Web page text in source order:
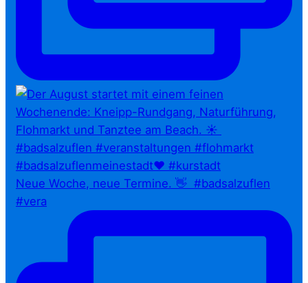
Neue Woche, neue Termine. 👋⁠ ⁠ #badsalzuflen
#vera